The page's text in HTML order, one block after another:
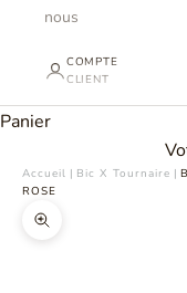
nous
COMPTE
CLIENT
Panier
Accueil | Bic X Tournaire |
ROSE
Zoomer sur l'image